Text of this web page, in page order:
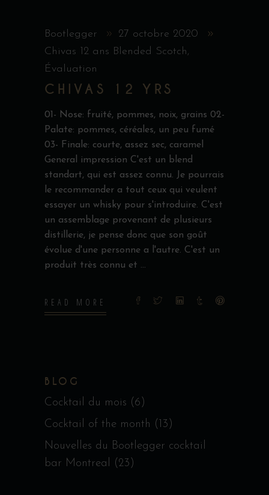
Bootlegger
27 octobre 2020
Chivas 12 ans Blended Scotch,
Évaluation
CHIVAS 12 YRS
01- Nose: fruité, pommes, noix, grains 02-
Palate: pommes, céréales, un peu fumé
03- Finale: courte, assez sec, caramel
General impression C'est un blend
standart, qui est assez connu. Je pourrais
le recommander a tout ceux qui veulent
essayer un whisky pour s'introduire. C'est
un assemblage provenant de plusieurs
distillerie, je pense donc que son goût
évolue d'une personne a l'autre. C'est un
produit très connu et
READ MORE
BLOG
Cocktail du mois (6)
Cocktail of the month (13)
Nouvelles du Bootlegger cocktail
bar Montreal (23)